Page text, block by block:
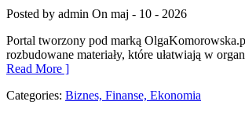
Posted by admin On maj - 10 - 2026
Portal tworzony pod marką
rozbudowane materiały, które ułatwiają w
Read More ]
Categories: Biznes, Finanse, Ekonomia